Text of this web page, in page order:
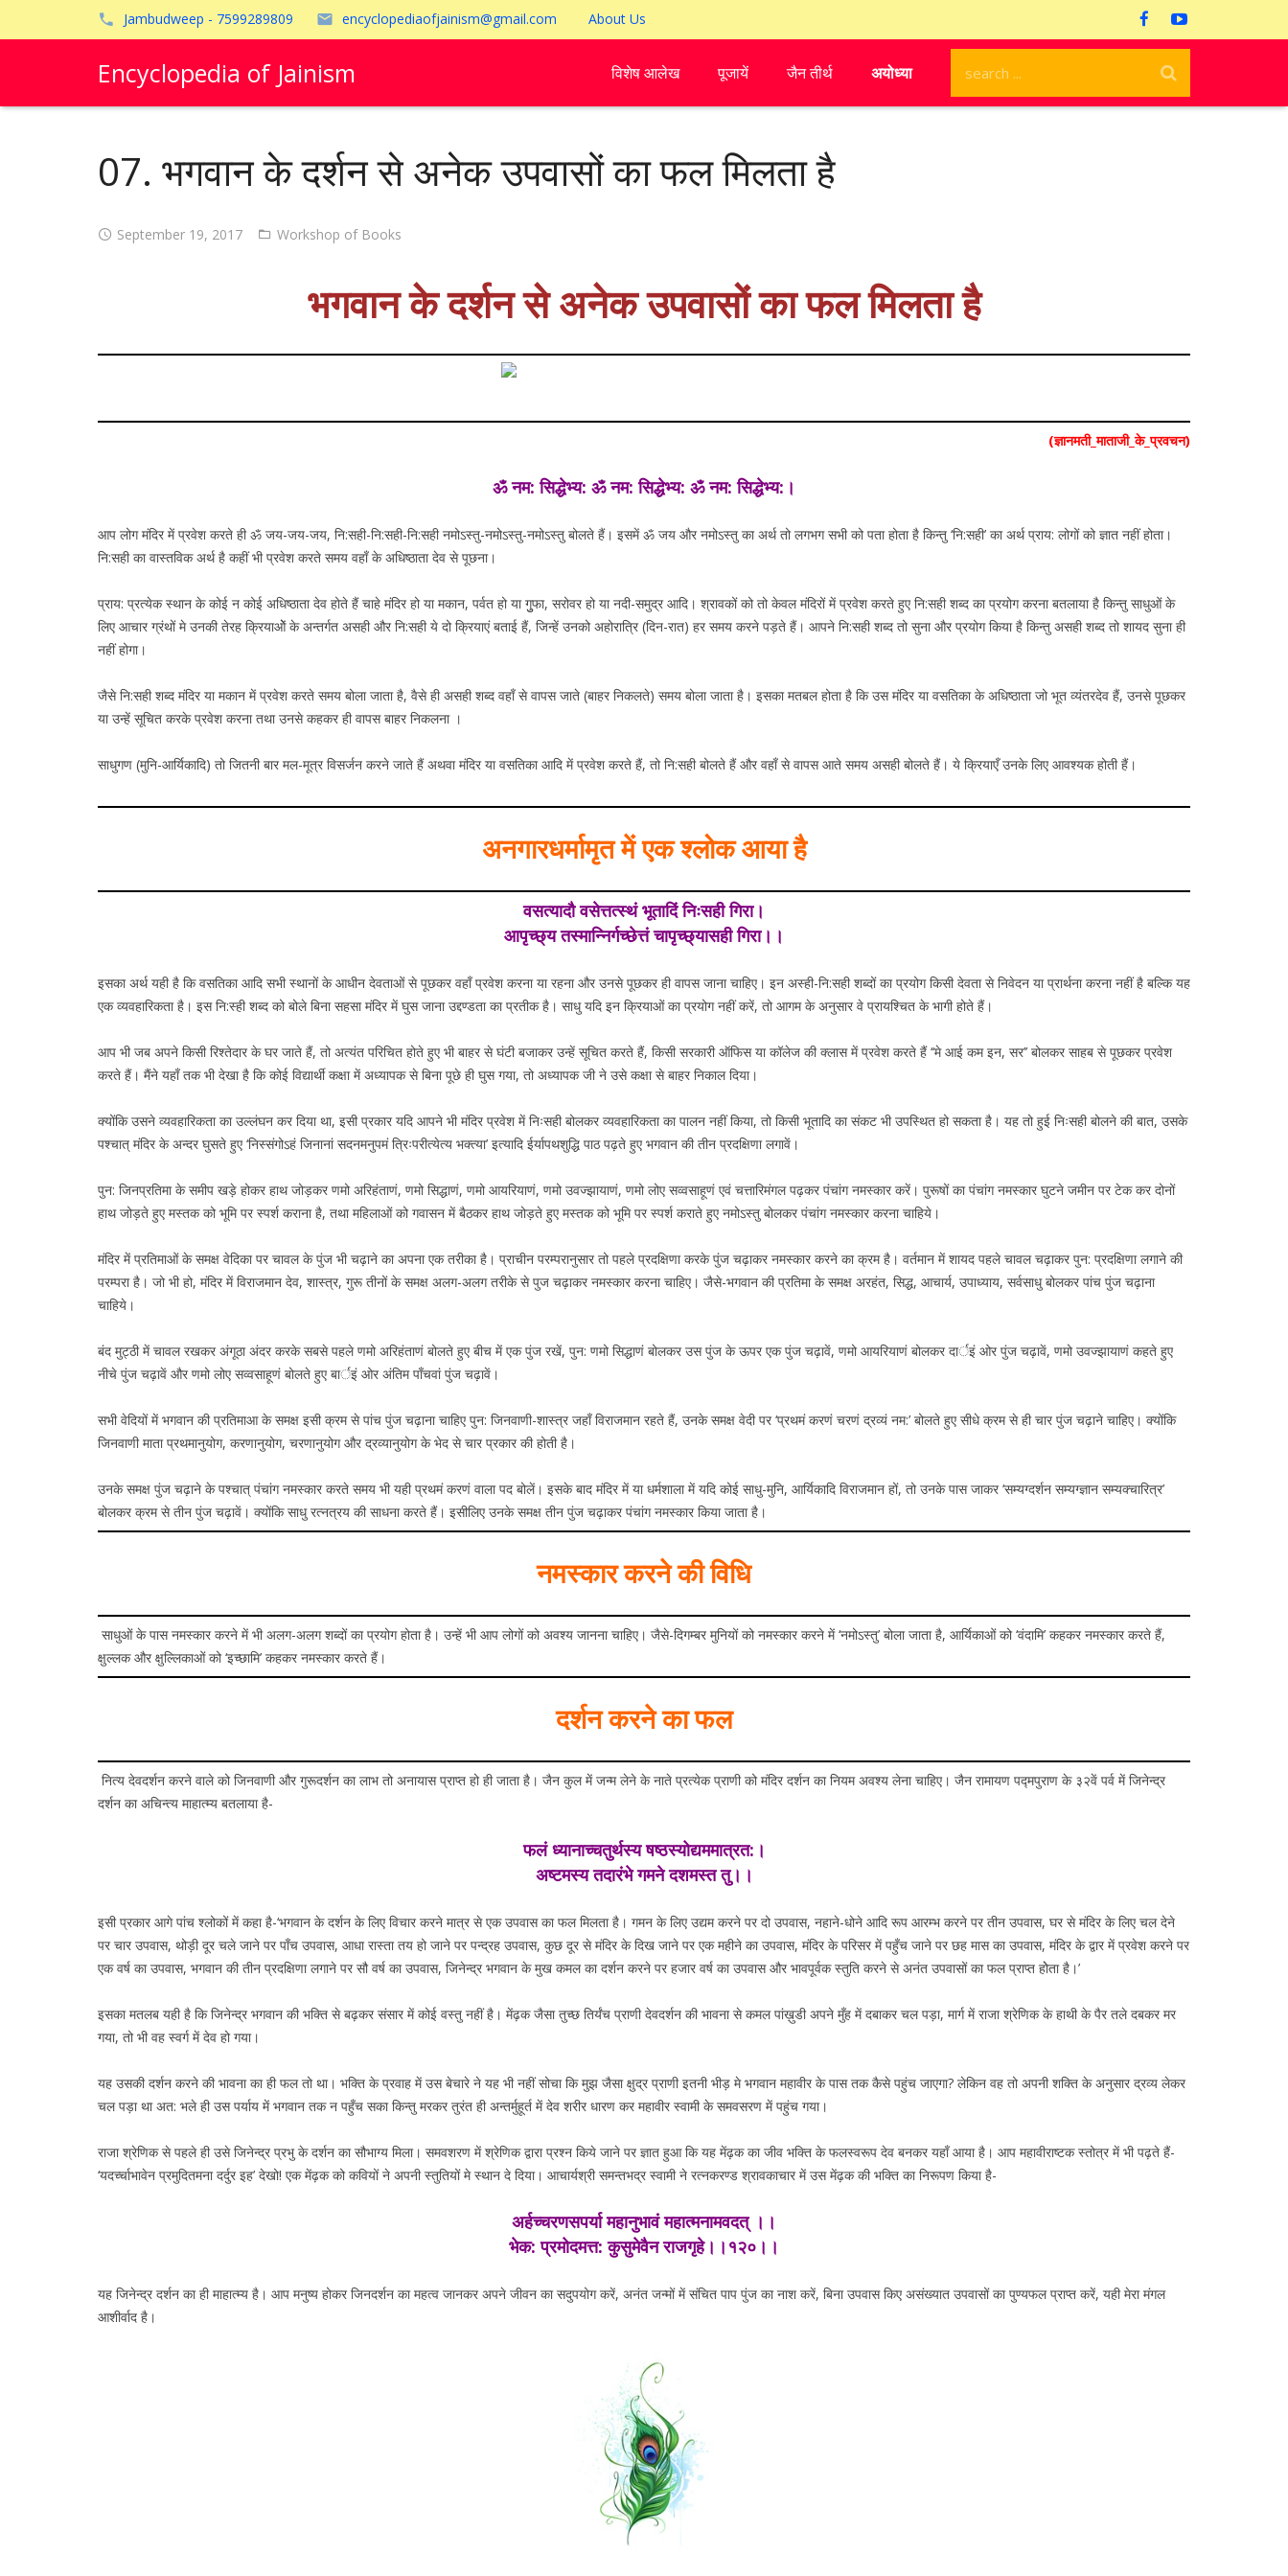
Jambudweep - 7599289809 encyclopediaofjainism@gmail.com About Us
Encyclopedia of Jainism विशेष आलेख पूजायें जैन तीर्थ अयोध्या
07. भगवान के दर्शन से अनेक उपवासों का फल मिलता है
September 19, 2017 Workshop of Books
भगवान के दर्शन से अनेक उपवासों का फल मिलता है
(ज्ञानमती_माताजी_के_प्रवचन)
ॐ नम: सिद्धेभ्य: ॐ नम: सिद्धेभ्य: ॐ नम: सिद्धेभ्य:।
आप लोग मंदिर में प्रवेश करते ही ॐ जय-जय-जय, नि:सही-नि:सही-नि:सही नमोऽस्तु-नमोऽस्तु-नमोऽस्तु बोलते हैं। इसमें ॐ जय और नमोऽस्तु का अर्थ तो लगभग सभी को पता होता है किन्तु ‘नि:सही’ का अर्थ प्राय: लोगों को ज्ञात नहीं होता।
नि:सही का वास्तविक अर्थ है कहीं भी प्रवेश करते समय वहाँ के अधिष्ठाता देव से पूछना।
प्राय: प्रत्येक स्थान के कोई न कोई अधिष्ठाता देव होते हैं चाहे मंदिर हो या मकान, पर्वत हो या गुुफा, सरोवर हो या नदी-समुद्र आदि। श्रावकों को तो केवल मंदिरों में प्रवेश करते हुए नि:सही शब्द का प्रयोग करना बतलाया है किन्तु साधुओं के
लिए आचार ग्रंथों मे उनकी तेरह क्रियाओें के अन्तर्गत असही और नि:सही ये दो क्रियाएं बताई हैं, जिन्हें उनको अहोरात्रि (दिन-रात) हर समय करने पड़ते हैं। आपने नि:सही शब्द तो सुना और प्रयोग किया है किन्तु असही शब्द तो शायद सुना ही
नहीं होगा।
जैसे नि:सही शब्द मंदिर या मकान में प्रवेश करते समय बोला जाता है, वैसे ही असही शब्द वहाँ से वापस जाते (बाहर निकलते) समय बोला जाता है। इसका मतबल होता है कि उस मंदिर या वसतिका के अधिष्ठाता जो भूत व्यंतरदेव हैं, उनसे पूछकर
या उन्हें सूचित करके प्रवेश करना तथा उनसे कहकर ही वापस बाहर निकलना ।
साधुगण (मुनि-आर्यिकादि) तो जितनी बार मल-मूत्र विसर्जन करने जाते हैं अथवा मंदिर या वसतिका आदि में प्रवेश करते हैं, तो नि:सही बोलते हैं और वहाँ से वापस आते समय असही बोलते हैं। ये क्रियाएँ उनके लिए आवश्यक होती हैं।
अनगारधर्मामृत में एक श्लोक आया है
वसत्यादौ वसेत्तत्स्थं भूतादिं निःसही गिरा।
आपृच्छ्य तस्मान्निर्गच्छेत्तं चापृच्छ्यासही गिरा।।
इसका अर्थ यही है कि वसतिका आदि सभी स्थानों के आधीन देवताओं से पूछकर वहाँ प्रवेश करना या रहना और उनसे पूछकर ही वापस जाना चाहिए। इन अस्ही-नि:सही शब्दों का प्रयोग किसी देवता से निवेदन या प्रार्थना करना नहीं है बल्कि यह
एक व्यवहारिकता है। इस नि:स्ही शब्द को बोले बिना सहसा मंदिर में घुस जाना उद्दण्डता का प्रतीक है। साधु यदि इन क्रियाओं का प्रयोग नहीं करें, तो आगम के अनुसार वे प्रायश्चित के भागी होते हैं।
आप भी जब अपने किसी रिश्तेदार के घर जाते हैं, तो अत्यंत परिचित होते हुए भी बाहर से घंटी बजाकर उन्हें सूचित करते हैं, किसी सरकारी ऑफिस या कॉलेज की क्लास में प्रवेश करते हैं ‘‘मे आई कम इन, सर’’ बोलकर साहब से पूछकर प्रवेश
करते हैं। मैंने यहाँ तक भी देखा है कि कोई विद्यार्थी कक्षा में अध्यापक से बिना पूछे ही घुस गया, तो अध्यापक जी ने उसे कक्षा से बाहर निकाल दिया।
क्योंकि उसने व्यवहारिकता का उल्लंघन कर दिया था, इसी प्रकार यदि आपने भी मंदिर प्रवेश में निःसही बोलकर व्यवहारिकता का पालन नहीं किया, तो किसी भूतादि का संकट भी उपस्थित हो सकता है। यह तो हुई निःसही बोलने की बात, उसके
पश्चात् मंदिर के अन्दर घुसते हुए ‘निस्संगोऽहं जिनानां सदनमनुपमं त्रिःपरीत्येत्य भक्त्या’ इत्यादि ईर्यापथशुद्धि पाठ पढ़ते हुए भगवान की तीन प्रदक्षिणा लगावें।
पुन: जिनप्रतिमा के समीप खड़े होकर हाथ जोड़कर णमो अरिहंताणं, णमो सिद्धाणं, णमो आयरियाणं, णमो उवज्झायाणं, णमो लोए सव्वसाहूणं एवं चत्तारिमंगल पढ़कर पंचांग नमस्कार करें। पुरूषों का पंचांग नमस्कार घुटने जमीन पर टेक कर दोनों
हाथ जोड़ते हुए मस्तक को भूमि पर स्पर्श कराना है, तथा महिलाओं को गवासन में बैठकर हाथ जोड़ते हुए मस्तक को भूमि पर स्पर्श कराते हुए नमोऽस्तु बोलकर पंचांग नमस्कार करना चाहिये।
मंदिर में प्रतिमाओं के समक्ष वेदिका पर चावल के पुंज भी चढ़ाने का अपना एक तरीका है। प्राचीन परम्परानुसार तो पहले प्रदक्षिणा करके पुंज चढ़ाकर नमस्कार करने का क्रम है। वर्तमान में शायद पहले चावल चढ़ाकर पुन: प्रदक्षिणा लगाने की
परम्परा है। जो भी हो, मंदिर में विराजमान देव, शास्त्र, गुरू तीनों के समक्ष अलग-अलग तरीके से पुज चढ़ाकर नमस्कार करना चाहिए। जैसे-भगवान की प्रतिमा के समक्ष अरहंत, सिद्ध, आचार्य, उपाध्याय, सर्वसाधु बोलकर पांच पुंज चढ़ाना
चाहिये।
बंद मुट्ठी में चावल रखकर अंगूठा अंदर करके सबसे पहले णमो अरिहंताणं बोलते हुए बीच में एक पुंज रखें, पुन: णमो सिद्धाणं बोलकर उस पुंज के ऊपर एक पुंज चढ़ावें, णमो आयरियाणं बोलकर दार्इं ओर पुंज चढ़ावें, णमो उवज्झायाणं कहते हुए
नीचे पुंज चढ़ावें और णमो लोए सव्वसाहूणं बोलते हुए बार्इं ओर अंतिम पाँचवां पुंज चढ़ावें।
सभी वेदियों में भगवान की प्रतिमाआ के समक्ष इसी क्रम से पांच पुंज चढ़ाना चाहिए पुन: जिनवाणी-शास्त्र जहाँ विराजमान रहते हैं, उनके समक्ष वेदी पर ‘प्रथमं करणं चरणं द्रव्यं नम:’ बोलते हुए सीधे क्रम से ही चार पुंज चढ़ाने चाहिए। क्योंकि
जिनवाणी माता प्रथमानुयोग, करणानुयोग, चरणानुयोग और द्रव्यानुयोग के भेद से चार प्रकार की होती है।
उनके समक्ष पुंज चढ़ाने के पश्चात् पंचांग नमस्कार करते समय भी यही प्रथमं करणं वाला पद बोलें। इसके बाद मंदिर में या धर्मशाला में यदि कोई साधु-मुनि, आर्यिकादि विराजमान हों, तो उनके पास जाकर ‘सम्यग्दर्शन सम्यग्ज्ञान सम्यक्चारित्र’
बोलकर क्रम से तीन पुंज चढ़ावें। क्योंकि साधु रत्नत्रय की साधना करते हैं। इसीलिए उनके समक्ष तीन पुंज चढ़ाकर पंचांग नमस्कार किया जाता है।
नमस्कार करने की विधि
साधुओं के पास नमस्कार करने में भी अलग-अलग शब्दों का प्रयोग होता है। उन्हें भी आप लोगों को अवश्य जानना चाहिए। जैसे-दिगम्बर मुनियों को नमस्कार करने में ‘नमोऽस्तु’ बोला जाता है, आर्यिकाओं को ‘वंदामि’ कहकर नमस्कार करते हैं,
क्षुल्लक और क्षुल्लिकाओं को ‘इच्छामि’ कहकर नमस्कार करते हैं।
दर्शन करने का फल
नित्य देवदर्शन करने वाले को जिनवाणी और गुरूदर्शन का लाभ तो अनायास प्राप्त हो ही जाता है। जैन कुल में जन्म लेने के नाते प्रत्येक प्राणी को मंदिर दर्शन का नियम अवश्य लेना चाहिए। जैन रामायण पद्मपुराण के ३२वें पर्व में जिनेन्द्र
दर्शन का अचिन्त्य माहात्म्य बतलाया है-
फलं ध्यानाच्चतुर्थस्य षष्ठस्योद्यममात्रत:।
अष्टमस्य तदारंभे गमने दशमस्त तु।।
इसी प्रकार आगे पांच श्लोकों में कहा है-‘भगवान के दर्शन के लिए विचार करने मात्र से एक उपवास का फल मिलता है। गमन के लिए उद्यम करने पर दो उपवास, नहाने-धोने आदि रूप आरम्भ करने पर तीन उपवास, घर से मंदिर के लिए चल देने
पर चार उपवास, थोड़ी दूर चले जाने पर पाँच उपवास, आधा रास्ता तय हो जाने पर पन्द्रह उपवास, कुछ दूर से मंदिर के दिख जाने पर एक महीने का उपवास, मंदिर के परिसर में पहुँच जाने पर छह मास का उपवास, मंदिर के द्वार में प्रवेश करने पर
एक वर्ष का उपवास, भगवान की तीन प्रदक्षिणा लगाने पर सौ वर्ष का उपवास, जिनेन्द्र भगवान के मुख कमल का दर्शन करने पर हजार वर्ष का उपवास और भावपूर्वक स्तुति करने से अनंत उपवासों का फल प्राप्त होेता है।’
इसका मतलब यही है कि जिनेन्द्र भगवान की भक्ति से बढ़कर संसार में कोई वस्तु नहीं है। मेंढ़क जैसा तुच्छ तिर्यंच प्राणी देवदर्शन की भावना से कमल पांख़ुडी अपने मुँह में दबाकर चल पड़ा, मार्ग में राजा श्रेणिक के हाथी के पैर तले दबकर मर
गया, तो भी वह स्वर्ग में देव हो गया।
यह उसकी दर्शन करने की भावना का ही फल तो था। भक्ति के प्रवाह में उस बेचारे ने यह भी नहीं सोचा कि मुझ जैसा क्षुद्र प्राणी इतनी भीड़ मे भगवान महावीर के पास तक कैसे पहुंच जाएगा? लेकिन वह तो अपनी शक्ति के अनुसार द्रव्य लेकर
चल पड़ा था अत: भले ही उस पर्याय में भगवान तक न पहुँच सका किन्तु मरकर तुरंत ही अन्तर्मुहूर्त में देव शरीर धारण कर महावीर स्वामी के समवसरण में पहुंच गया।
राजा श्रेणिक से पहले ही उसे जिनेन्द्र प्रभु के दर्शन का सौभाग्य मिला। समवशरण में श्रेणिक द्वारा प्रश्न किये जाने पर ज्ञात हुआ कि यह मेंढ़क का जीव भक्ति के फलस्वरूप देव बनकर यहाँ आया है। आप महावीराष्टक स्तोत्र में भी पढ़ते हैं-
‘यदर्च्चाभावेन प्रमुदितमना दर्दुर इह’ देखो! एक मेंढ़क को कवियों ने अपनी स्तुतियों मे स्थान दे दिया। आचार्यश्री समन्तभद्र स्वामी ने रत्नकरण्ड श्रावकाचार में उस मेंढ़क की भक्ति का निरूपण किया है-
अर्हच्चरणसपर्या महानुभावं महात्मनामवदत् ।।
भेक: प्रमोदमत्त: कुसुमेवैन राजगृहे।।१२०।।
यह जिनेन्द्र दर्शन का ही माहात्म्य है। आप मनुष्य होकर जिनदर्शन का महत्व जानकर अपने जीवन का सदुपयोग करें, अनंत जन्मों में संचित पाप पुंज का नाश करें, बिना उपवास किए असंख्यात उपवासों का पुण्यफल प्राप्त करें, यही मेरा मंगल
आशीर्वाद है।